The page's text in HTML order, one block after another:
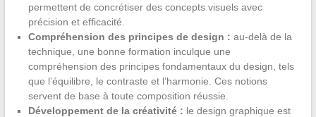
permettent de concrétiser des concepts visuels avec
précision et efficacité.
Compréhension des principes de design : au-delà de la
technique, une bonne formation inculque une
compréhension des principes fondamentaux du design, tels
que l’équilibre, le contraste et l’harmonie. Ces notions
servent de base à toute composition réussie.
Développement de la créativité : le design graphique est